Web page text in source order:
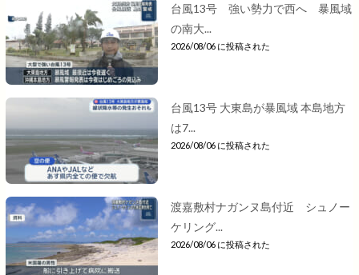
台風13号 強い勢力で西へ 暴風域
の南大...
2026/08/06 に投稿された
台風13号 大東島が暴風域 本島地方
は7...
2026/08/06 に投稿された
渡嘉敷村ナガンヌ島付近 シュノー
ケリング...
2026/08/06 に投稿された